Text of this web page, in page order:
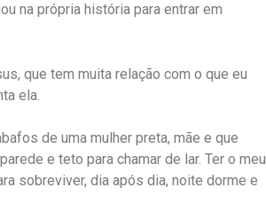
na própria história para entrar em
que tem muita relação com o que eu
ela.
de uma mulher preta, mãe e que
e teto para chamar de lar. Ter o meu
sobreviver, dia após dia, noite dorme e